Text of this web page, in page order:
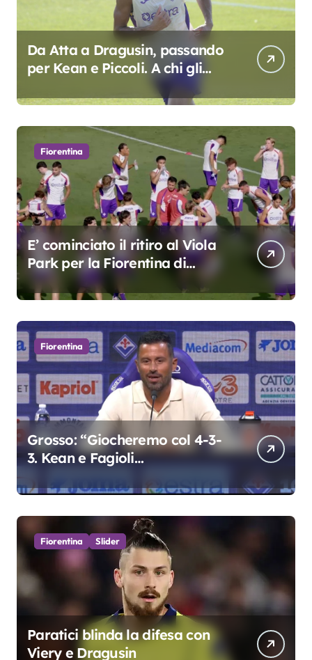
Da Atta a Dragusin, passando
per Kean e Piccoli. A chi gli
oscar del precampionato?
Fiorentina
E’ cominciato il ritiro al Viola
Park per la Fiorentina di
Grosso
Fiorentina
Grosso: “Giocheremo col 4-3-
3. Kean e Fagioli
colpo”
Fiorentina Slider
Paratici blinda la difesa con
Viery e Dragusin